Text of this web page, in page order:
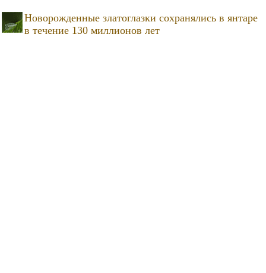
Новорожденные златоглазки сохранялись в янтаре
в течение 130 миллионов лет